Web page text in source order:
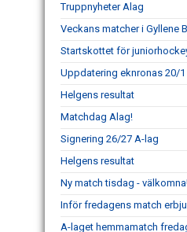
Truppnyheter Alag
Veckans matcher i Gyllene
Startskottet för
Uppdatering eknronas 20/1
Helgens resultat
Matchdag Alag!
Signering 26/27 A-lag
Helgens resultat
Ny match tisdag -
Inför fredagens match
A-laget hemmamatch